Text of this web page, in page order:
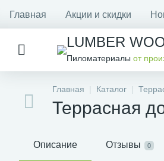
Главная Акции и скидки
LUMBER
Пиломатериалы от
Главная Каталог
Террасная
Описание Отзывы 0